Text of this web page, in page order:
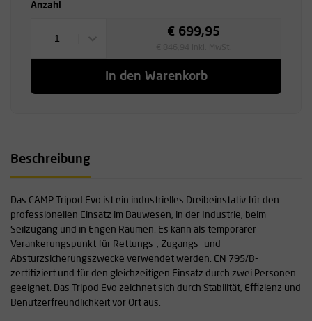
Anzahl
1
€ 699,95
In den Warenkorb
Beschreibung
Das CAMP Tripod Evo ist ein industrielles Dreibeinstativ für den
professionellen Einsatz im Bauwesen, in der Industrie, beim
Seilzugang und in Engen Räumen. Es kann als temporärer
Verankerungspunkt für Rettungs-, Zugangs- und
Absturzsicherungszwecke verwendet werden. EN 795/B-
zertifiziert und für den gleichzeitigen Einsatz durch zwei Personen
geeignet. Das Tripod Evo zeichnet sich durch Stabilität, Effizienz und
Benutzerfreundlichkeit vor Ort aus.